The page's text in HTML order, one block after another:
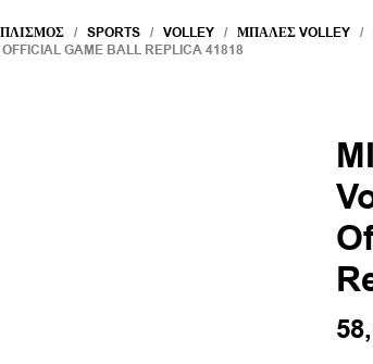
/ SPORTS / VOLLEY / ΜΠΆΛΕΣ VOLLEY /
GAME BALL REPLICA 41818